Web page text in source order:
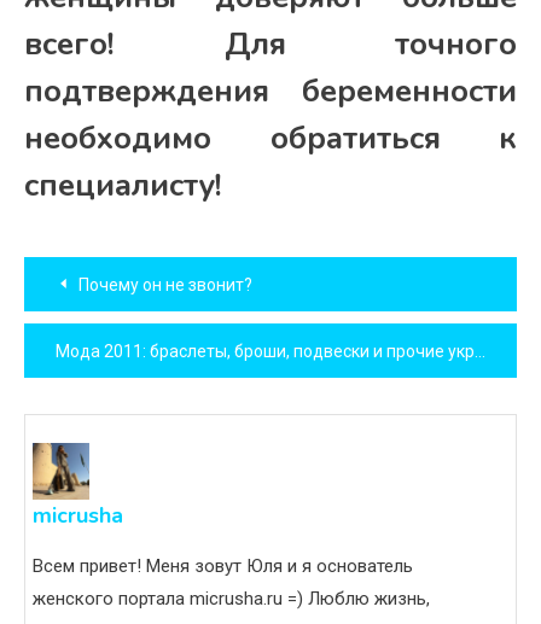
всего! Для точного
подтверждения беременности
необходимо обратиться к
специалисту!
Навигация
по
записям
Почему он не звонит?
micrusha
Всем привет! Меня зовут Юля и я основатель
женского портала micrusha.ru =) Люблю жизнь,